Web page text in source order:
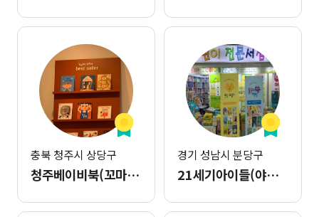
충북 청주시 상당구
청주베이비북(꼬마책)
경기 성남시 분당구
21세기아이들(야탑점)